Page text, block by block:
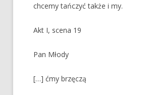
chcemy tańczyć także i my.
Akt I, scena 19
Pan Młody
[…] ćmy brzęczą